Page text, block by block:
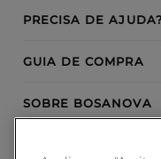
PRECISA DE AJUDA?
GUIA DE COMPRA
SOBRE BOSANOVA